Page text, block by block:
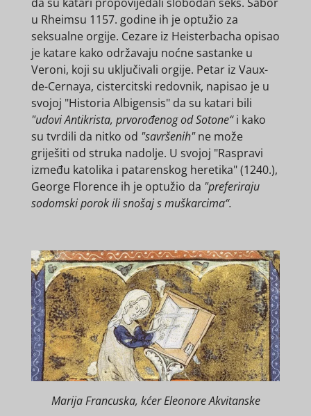
da su katari propovijedali slobodan seks. Sabor
u Rheimsu 1157. godine ih je optužio za
seksualne orgije. Cezare iz Heisterbacha opisao
je katare kako održavaju noćne sastanke u
Veroni, koji su uključivali orgije. Petar iz Vaux-
de-Cernaya, cistercitski redovnik, napisao je u
svojoj "Historia Albigensis" da su katari bili
"udovi Antikrista, prvorođenog od Sotone“i kako
su tvrdili da nitko od "savršenih"ne može
griješiti od struka nadolje. U svojoj "Raspravi
između katolika i patarenskog heretika" (1240.),
George Florence ih je optužio da "preferiraju
sodomski porok ili snošaj s muškarcima“.
Marija Francuska, kćer Eleonore Akvitanske